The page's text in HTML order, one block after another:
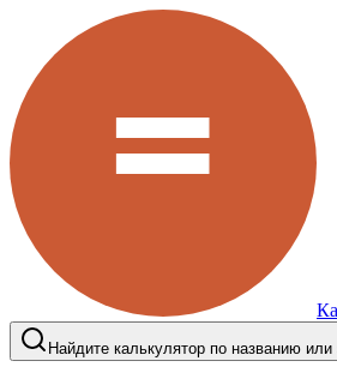
Найдите калькулятор по названию или